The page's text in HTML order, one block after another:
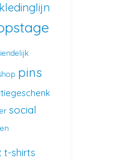
kledinglijn
pins
social
t-shirts